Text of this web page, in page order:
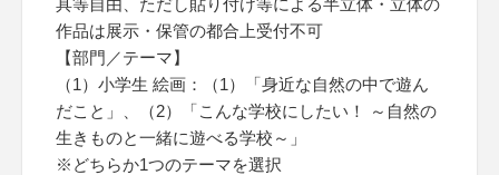
具等自由、ただし貼り付け等による半立体・立体の
作品は展示・保管の都合上受付不可
【部門／テーマ】
（1）小学生 絵画：（1）「身近な自然の中で遊ん
だこと」、（2）「こんな学校にしたい！ ～自然の
生きものと一緒に遊べる学校～」
※どちらか1つのテーマを選択